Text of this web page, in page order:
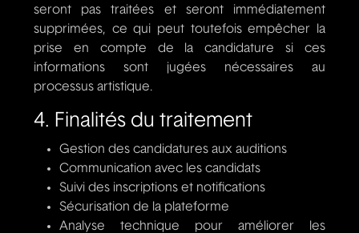
seront pas traitées et seront immédiatement
supprimées, ce qui peut toutefois empêcher la
prise en compte de la candidature si ces
informations sont jugées nécessaires au
processus artistique.
4. Finalités du traitement
Gestion des candidatures aux auditions
Communication avec les candidats
Suivi des inscriptions et notifications
Sécurisation de la plateforme
Analyse technique pour améliorer les